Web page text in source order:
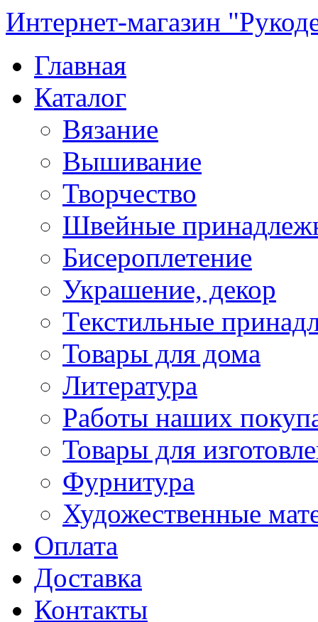
Интернет-магазин
Главная
Каталог
Вязание
Вышивание
Творчество
Швейные
Бисероплетение
Украшение, декор
Текстильные
Товары для дома
Литература
Работы наших
Товары для
Фурнитура
Художественные
Оплата
Доставка
Контакты